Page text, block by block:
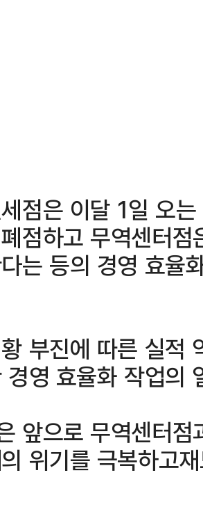
점은 이달 1일 오
점하고 무역센터
는 등의 경영 효율
부진에 따른 실적
영 효율화 작업의
앞으로 무역센터
위기를 극복하고